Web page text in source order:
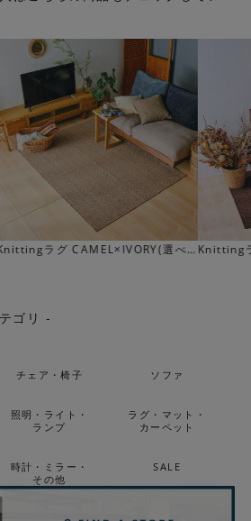
ベーシックカラー。インテリアに落
。
選べ
Knittingラグ KHAKI BROWN(選べ
ゴリ -
チェア・椅子 ソファ
照明・ライト・
ランプ
ラグ・マット・
カーペット
時計・ミラー・
その他
SALE